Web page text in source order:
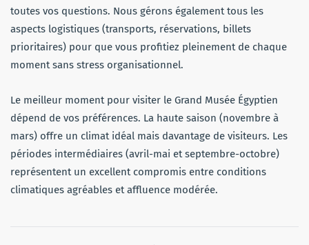
toutes vos questions. Nous gérons également tous les
aspects logistiques (transports, réservations, billets
prioritaires) pour que vous profitiez pleinement de chaque
moment sans stress organisationnel.
Le meilleur moment pour visiter le Grand Musée Égyptien
dépend de vos préférences. La haute saison (novembre à
mars) offre un climat idéal mais davantage de visiteurs. Les
périodes intermédiaires (avril-mai et septembre-octobre)
représentent un excellent compromis entre conditions
climatiques agréables et affluence modérée.